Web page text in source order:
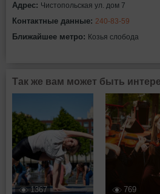
Адрес: Чистопольская ул. дом 7
Контактные данные: 240-83-59
Ближайшее метро: Козья слобода
Так же вам может быть
1367 769